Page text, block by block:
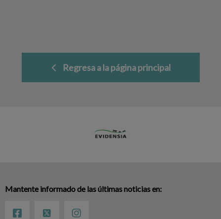
Regresa a la página principal
Mantente informado de las últimas noticias en: